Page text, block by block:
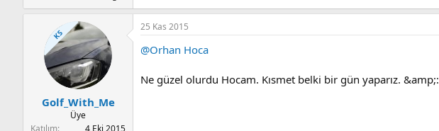
KS
Golf_With_Me
Üye
Katılım
4 Eki 2015
25 Kas 2015
@Orhan Hoca
Ne güzel olurdu Hocam. Kısmet belki bir gün yaparız. &amp;: